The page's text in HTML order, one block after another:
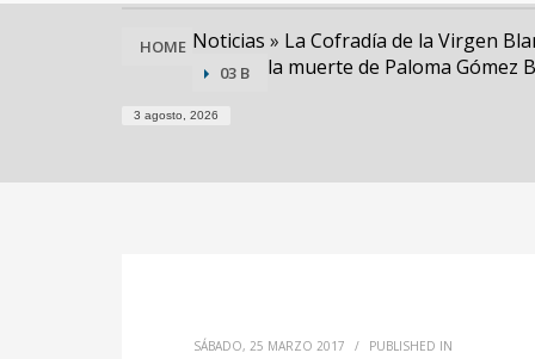
HOME Noticias » La Cofradía de la Virgen
la muerte de Paloma Gómez
03 B
3 agosto, 2026
SÁBADO, 25 MARZO 2017 / PUBLISHED IN